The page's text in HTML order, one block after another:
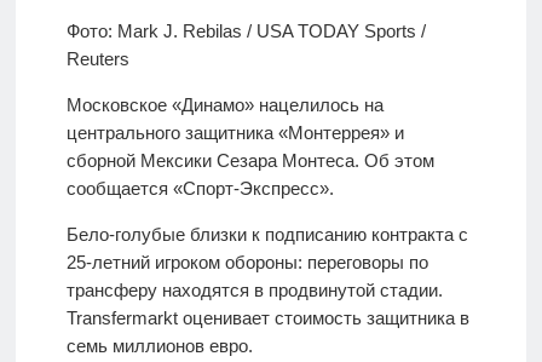
Фото: Mark J. Rebilas / USA TODAY Sports /
Reuters
Московское «Динамо» нацелилось на
центрального защитника «Монтеррея» и
сборной Мексики Сезара Монтеса. Об этом
сообщается «Спорт-Экспресс».
Бело-голубые близки к подписанию контракта с
25-летний игроком обороны: переговоры по
трансферу находятся в продвинутой стадии.
Transfermarkt оценивает стоимость защитника в
семь миллионов евро.